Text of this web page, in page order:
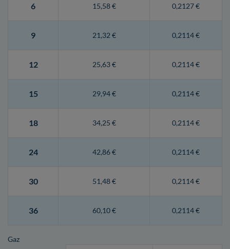
6 15,58 € 0,2127 €
9 21,32 € 0,2114 €
12 25,63 € 0,2114 €
15 29,94 € 0,2114 €
18 34,25 € 0,2114 €
24 42,86 € 0,2114 €
30 51,48 € 0,2114 €
36 60,10 € 0,2114 €
Gaz